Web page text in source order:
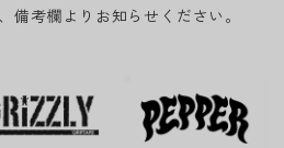
備考欄よりお知らせください。